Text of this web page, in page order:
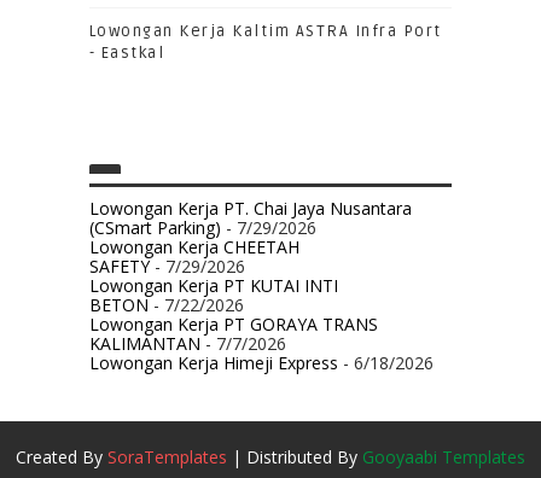
Lowongan Kerja Kaltim ASTRA Infra Port
- Eastkal
Lowongan Kerja PT. Chai Jaya Nusantara
(CSmart Parking) - 7/29/2026
Lowongan Kerja CHEETAH
SAFETY- 7/29/2026
Lowongan Kerja PT KUTAI INTI
BETON- 7/22/2026
Lowongan Kerja PT GORAYA TRANS
KALIMANTAN- 7/7/2026
Lowongan Kerja Himeji Express - 6/18/2026
Created By SoraTemplates | Distributed By Gooyaabi Templates